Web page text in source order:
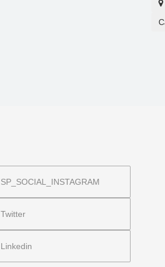
SP_SOCIAL_INSTAGRAM
Twitter
Linkedin